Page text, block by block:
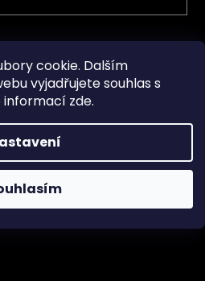
cookie. Dalším
vyjadřujete souhlas s
informací zde.